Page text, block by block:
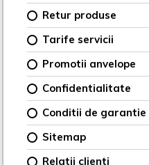
Retur produse
Tarife servicii
Promotii anvelope
Confidentialitate
Conditii de garantie
Sitemap
Relatii clienti